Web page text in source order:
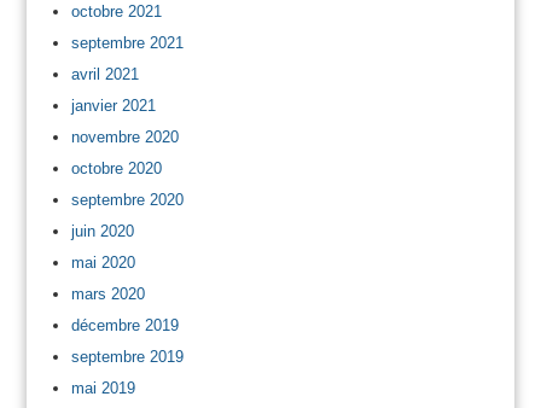
octobre 2021
septembre 2021
avril 2021
janvier 2021
novembre 2020
octobre 2020
septembre 2020
juin 2020
mai 2020
mars 2020
décembre 2019
septembre 2019
mai 2019